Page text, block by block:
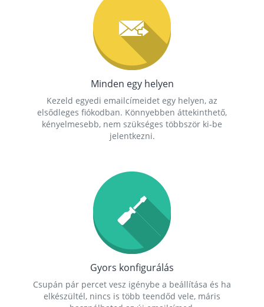
Minden egy helyen
Kezeld egyedi emailcímeidet egy helyen, az
elsődleges fiókodban. Könnyebben áttekinthető,
kényelmesebb, nem szükséges többször ki-be
jelentkezni.
Gyors konfigurálás
Csupán pár percet vesz igénybe a beállítása és ha
elkészültél, nincs is több teendőd vele, máris